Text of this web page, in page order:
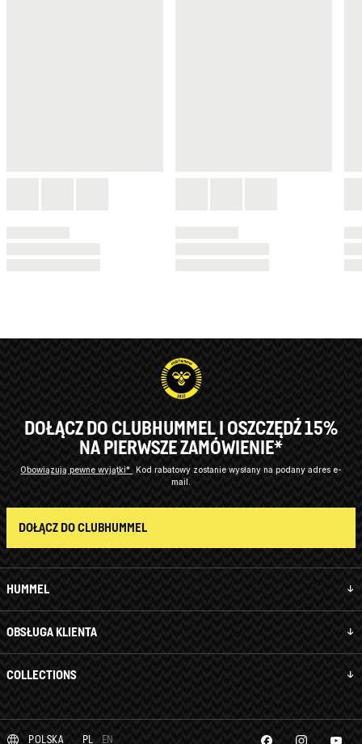
HUMMEL
OBSŁUGA KLIENTA
COLLECTIONS
DOŁĄCZ DO CLUBHUMMEL I OSZCZĘDŹ 15%
NA PIERWSZE ZAMÓWIENIE*
Obowiązują pewne wyjątki*
Kod rabatowy zostanie wysłany na podany adres e-
mail.
DOŁĄCZ DO CLUBHUMMEL
POLSKA PL EN